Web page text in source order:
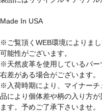
Made In USA
※ご覧頂くWEB環境によりま
可能性がございます。
※天然皮革を使用しているパ
右差がある場合がございます。
※入荷時期により、マイナー
品により個体差や柄の入り方
ます。予めご了承下さいませ。